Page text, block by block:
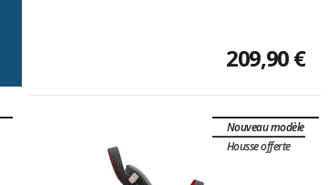
209,90 €
Nouveau modèle
Housse offerte